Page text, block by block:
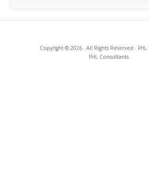
Copyright © 2026 · All Rights Reserved ·
FHL Consultants